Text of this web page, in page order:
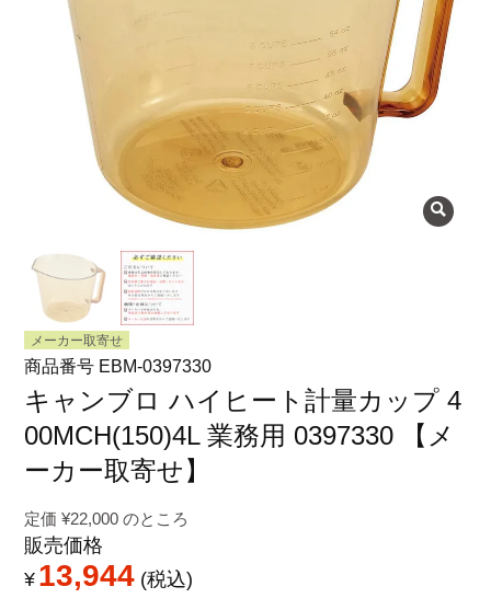
OEMについて
Instagram
facebook
プライバシーポリシー
特定商取引法に関する表示
メーカー取寄せ
商品番号 EBM-0397330
キャンブロ ハイヒート計量カップ 4
00MCH(150)4L 業務用 0397330 【メ
ーカー取寄せ】
定価 ¥22,000 のところ
販売価格
¥ 13,944 税込